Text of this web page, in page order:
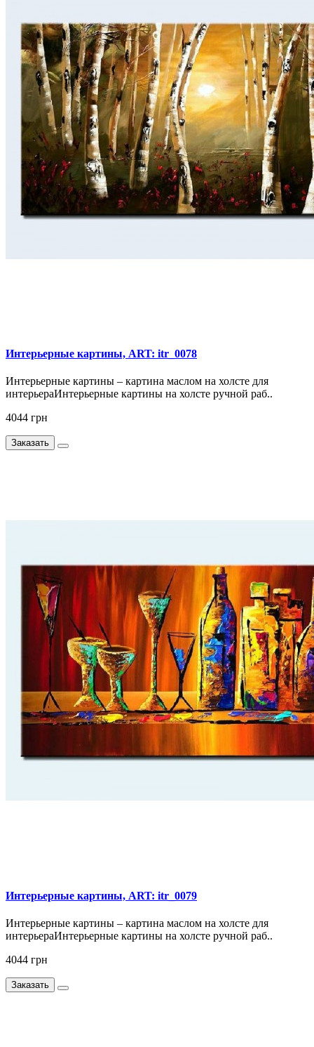
Интерьерные картины, ART: itr_0078
Интерьерные картины – картина маслом на холсте для
интерьераИнтерьерные картины на холсте ручной раб..
4044 грн
Заказать
Интерьерные картины, ART: itr_0079
Интерьерные картины – картина маслом на холсте для
интерьераИнтерьерные картины на холсте ручной раб..
4044 грн
Заказать